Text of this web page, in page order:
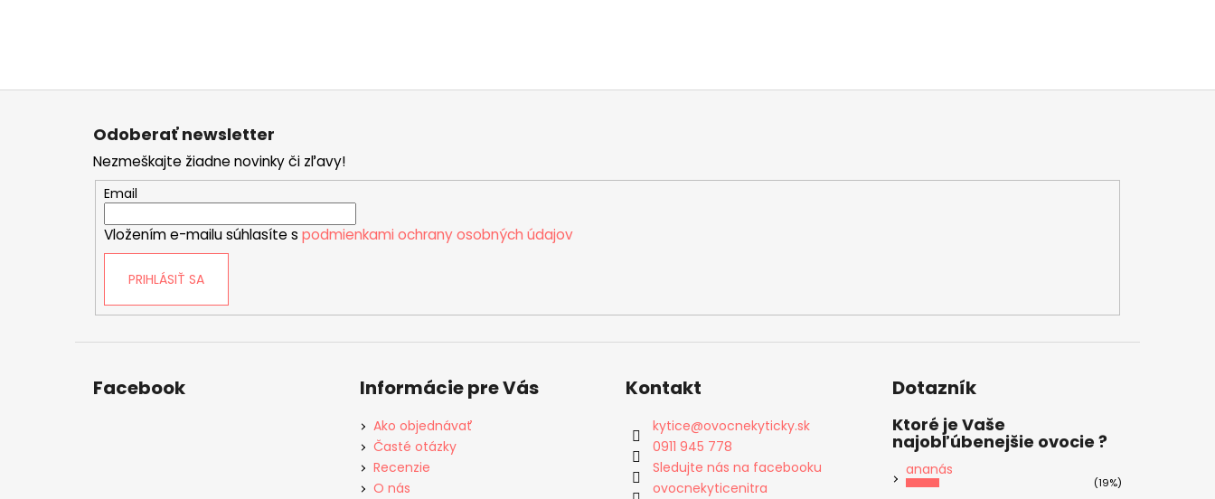
Z
Odoberať newsletter
Nezmeškajte žiadne novinky či zľavy!
Email
Vložením e-mailu súhlasíte s podmienkami ochrany osobných údajov
PRIHLÁSIŤ SA
Facebook Informácie pre Vás
Ako objednávať
Časté otázky
Recenzie
O nás
Kontakt
kytice@ovocnekyticky.sk
0911 945 778
Sledujte nás na facebooku
ovocnekyticenitra
Dotazník
Ktoré je Vaše
najobľúbenejšie ovocie ?
ananás
(19%)